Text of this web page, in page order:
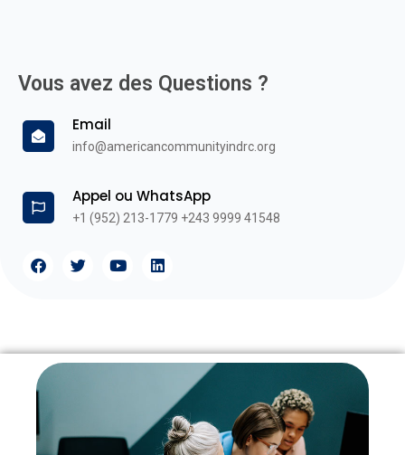
Vous avez des Questions ?
Email
info@americancommunityindrc.org
Appel ou WhatsApp
+1 (952) 213-1779 +243 9999 41548